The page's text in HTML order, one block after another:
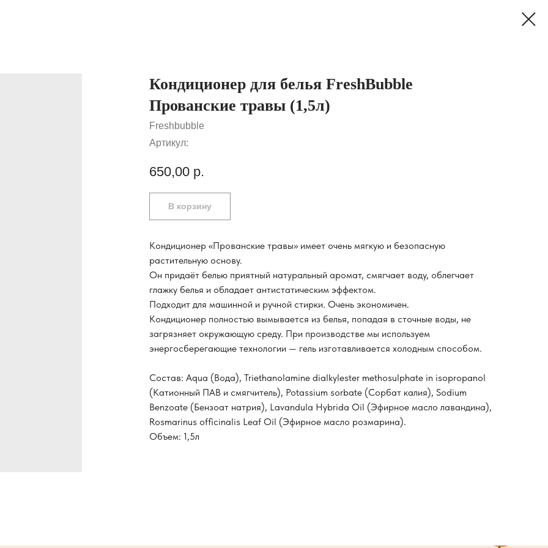
Кондиционер для белья FreshBubble
Прованские травы (1,5л)
Freshbubble
Артикул:
650,00 р.
В корзину
Кондиционер «Прованские травы» имеет очень мягкую и безопасную
растительную основу.
Он придаёт белью приятный натуральный аромат, смягчает воду, облегчает
глажку белья и обладает антистатическим эффектом.
Подходит для машинной и ручной стирки. Очень экономичен.
Кондиционер полностью вымывается из белья, попадая в сточные воды, не
загрязняет окружающую среду. При производстве мы используем
энергосберегающие технологии — гель изготавливается холодным способом.
Состав: Aqua (Вода), Triethanolamine dialkylester methosulphate in isopropanol
(Катионный ПАВ и смягчитель), Potassium sorbate (Сорбат калия), Sodium
Benzoate (Бензоат натрия), Lavandula Hybrida Oil (Эфирное масло лавандина),
Rosmarinus officinalis Leaf Oil (Эфирное масло розмарина).
Объем: 1,5л